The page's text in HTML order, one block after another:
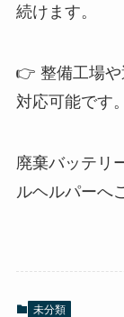
続けます。
👉 整備工場や
対応可能です。
廃棄バッテリ
ルヘルパーへ
未分類